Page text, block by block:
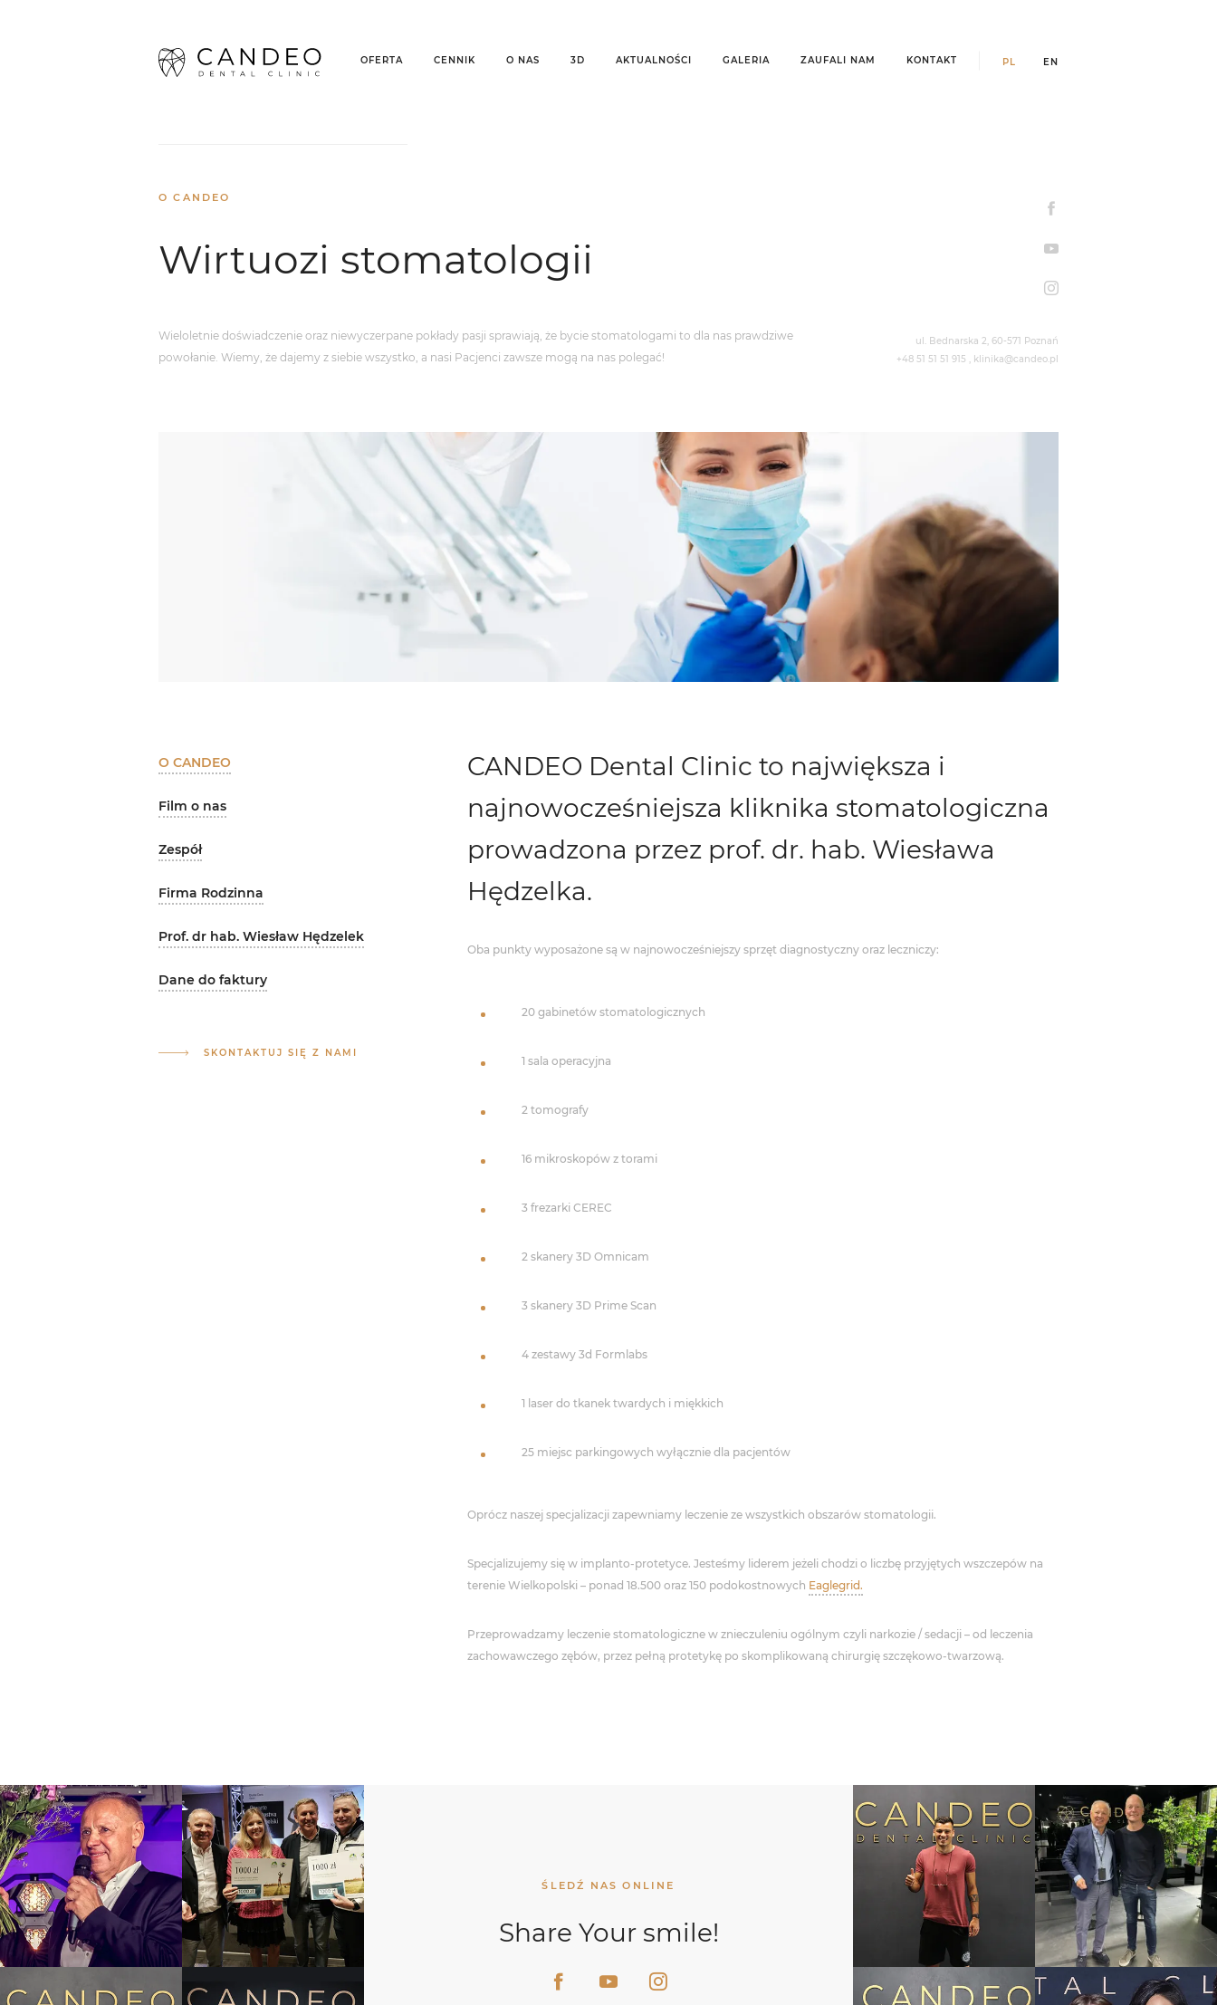
OFERTA CENNIK O NAS 3D AKTUALNOŚCI GALERIA ZAUFALI NAM KONTAKT PL EN
O CANDEO
Wirtuozi stomatologii
Wieloletnie doświadczenie oraz niewyczerpane pokłady pasji sprawiają, że bycie stomatologami to dla nas prawdziwe
powołanie. Wiemy, że dajemy z siebie wszystko, a nasi Pacjenci zawsze mogą na nas polegać!
ul. Bednarska 2, 60-571 Poznań
+48 51 51 51 915 , klinika@candeo.pl
O CANDEO
Film o nas
Zespół
Firma Rodzinna
Prof. dr hab. Wiesław Hędzelek
Dane do faktury
SKONTAKTUJ SIĘ Z NAMI
CANDEO Dental Clinic to największa i
najnowocześniejsza kliknika stomatologiczna
prowadzona przez prof. dr. hab. Wiesława
Hędzelka.
Oba punkty wyposażone są w najnowocześniejszy sprzęt diagnostyczny oraz leczniczy:
20 gabinetów stomatologicznych
1 sala operacyjna
2 tomografy
16 mikroskopów z torami
3 frezarki CEREC
2 skanery 3D Omnicam
3 skanery 3D Prime Scan
4 zestawy 3d Formlabs
1 laser do tkanek twardych i miękkich
25 miejsc parkingowych wyłącznie dla pacjentów
Oprócz naszej specjalizacji zapewniamy leczenie ze wszystkich obszarów stomatologii.
Specjalizujemy się w implanto-protetyce. Jesteśmy liderem jeżeli chodzi o liczbę przyjętych wszczepów na
terenie Wielkopolski – ponad 18.500 oraz 150 podokostnowych Eaglegrid.
Przeprowadzamy leczenie stomatologiczne w znieczuleniu ogólnym czyli narkozie / sedacji – od leczenia
zachowawczego zębów, przez pełną protetykę po skomplikowaną chirurgię szczękowo-twarzową.
ŚLEDŹ NAS ONLINE
Share Your smile!